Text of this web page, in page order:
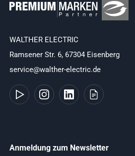
WALTHER ELECTRIC
Ramsener Str. 6, 67304 Eisenberg
service@walther-electric.de
Anmeldung zum Newsletter